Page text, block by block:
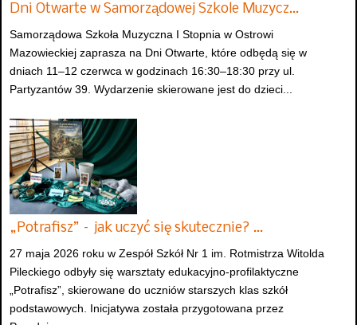
Dni Otwarte w Samorządowej Szkole Muzycz…
Samorządowa Szkoła Muzyczna I Stopnia w Ostrowi
Mazowieckiej zaprasza na Dni Otwarte, które odbędą się w
dniach 11–12 czerwca w godzinach 16:30–18:30 przy ul.
Partyzantów 39. Wydarzenie skierowane jest do dzieci...
„Potrafisz” – jak uczyć się skutecznie? …
27 maja 2026 roku w Zespół Szkół Nr 1 im. Rotmistrza Witolda
Pileckiego odbyły się warsztaty edukacyjno-profilaktyczne
„Potrafisz”, skierowane do uczniów starszych klas szkół
podstawowych. Inicjatywa została przygotowana przez